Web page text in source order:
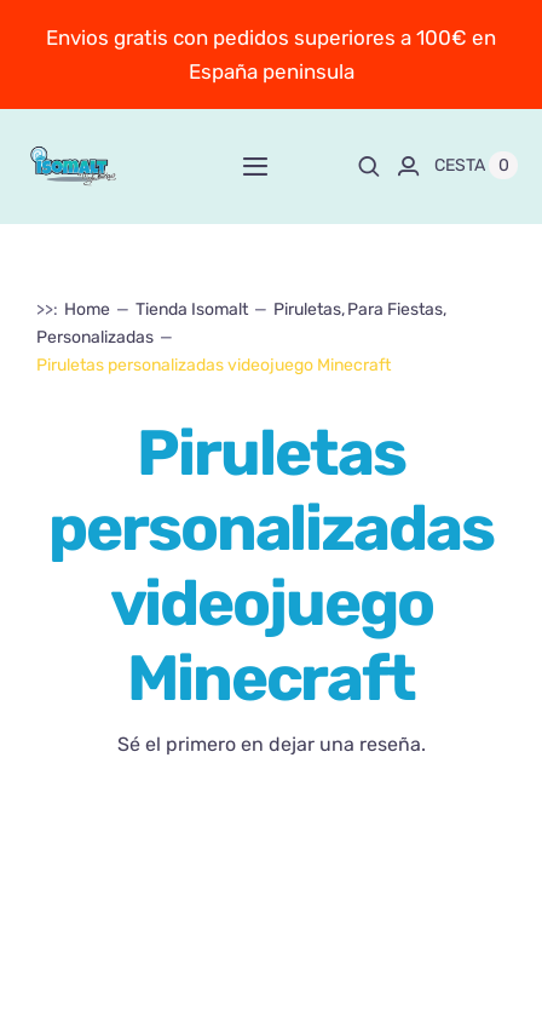
Envios gratis con pedidos superiores a 100€ en
España peninsula
Toggle
Sobre Mayte
Personaliza y encarga
Escuela online
Blog
Contacto
CESTA 0
>>: Home Tienda Isomalt Piruletas Para Fiestas
Personalizadas
Piruletas personalizadas videojuego Minecraft
Piruletas
personalizadas
videojuego
Minecraft
Sé el primero en dejar una reseña.